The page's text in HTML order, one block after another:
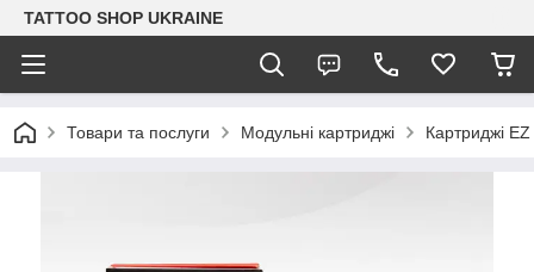
TATTOO SHOP UKRAINE
Товари та послуги Модульні картриджі Картриджі EZ